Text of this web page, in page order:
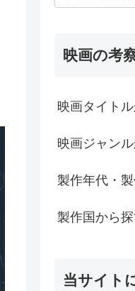
映画の考
映画タイト
映画ジャン
製作年代・
製作国から
当サイト